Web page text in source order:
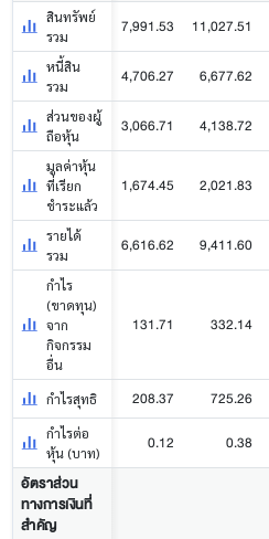
สินทรัพย์
รวม
7,991.53 11,027.51
หนี้สิน
รวม
4,706.27 6,677.62
ส่วนของผู้
ถือหุ้น
3,066.71 4,138.72
มูลค่าหุ้น
ที่เรียก
ชำระแล้ว
1,674.45 2,021.83
รายได้
รวม
6,616.62 9,411.60
กำไร
(ขาดทุน)
จาก
กิจกรรม
อื่น
131.71 332.14
กำไรสุทธิ 208.37 725.26
กำไรต่อ
หุ้น (บาท)
0.12 0.38
อัตราส่วน
ทางการเงินที่
สำคัญ